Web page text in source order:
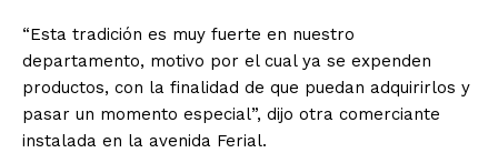
“Esta tradición es muy fuerte en nuestro
departamento, motivo por el cual ya se expenden
productos, con la finalidad de que puedan adquirirlos y
pasar un momento especial”, dijo otra comerciante
instalada en la avenida Ferial.